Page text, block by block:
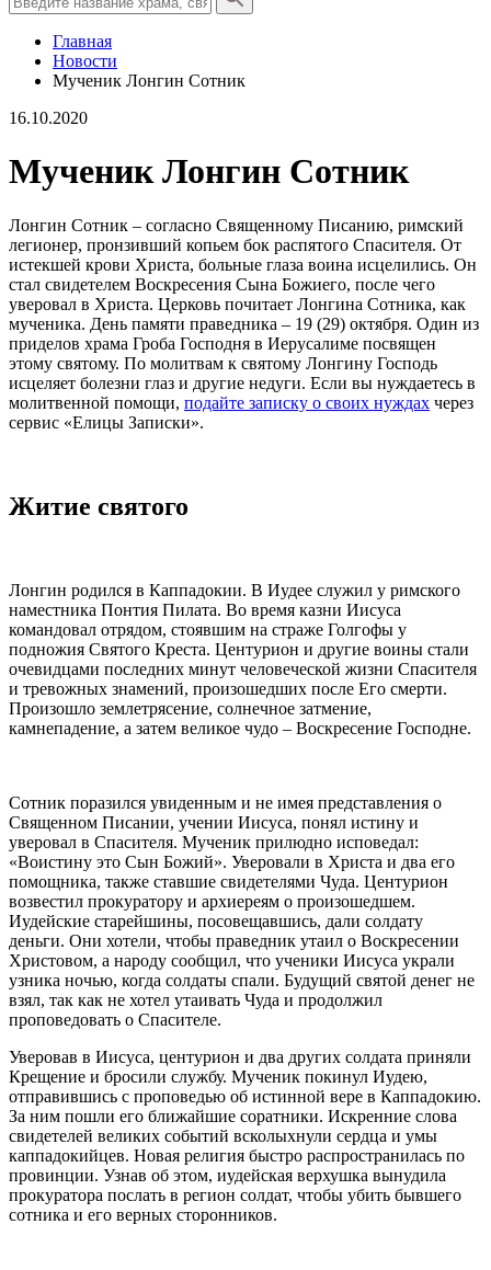
Главная
Новости
Мученик Лонгин Сотник
16.10.2020
Мученик Лонгин Сотник
Лонгин Сотник – согласно Священному Писанию, римский
легионер, пронзивший копьем бок распятого Спасителя. От
истекшей крови Христа, больные глаза воина исцелились. Он
стал свидетелем Воскресения Сына Божиего, после чего
уверовал в Христа. Церковь почитает Лонгина Сотника, как
мученика. День памяти праведника – 19 (29) октября. Один из
приделов храма Гроба Господня в Иерусалиме посвящен
этому святому. По молитвам к святому Лонгину Господь
исцеляет болезни глаз и другие недуги. Если вы нуждаетесь в
молитвенной помощи, подайте записку о своих нуждах через
сервис «Елицы Записки».
Житие святого
Лонгин родился в Каппадокии. В Иудее служил у римского
наместника Понтия Пилата. Во время казни Иисуса
командовал отрядом, стоявшим на страже Голгофы у
подножия Святого Креста. Центурион и другие воины стали
очевидцами последних минут человеческой жизни Спасителя
и тревожных знамений, произошедших после Его смерти.
Произошло землетрясение, солнечное затмение,
камнепадение, а затем великое чудо – Воскресение Господне.
Сотник поразился увиденным и не имея представления о
Священном Писании, учении Иисуса, понял истину и
уверовал в Спасителя. Мученик прилюдно исповедал:
«Воистину это Сын Божий». Уверовали в Христа и два его
помощника, также ставшие свидетелями Чуда. Центурион
возвестил прокуратору и архиереям о произошедшем.
Иудейские старейшины, посовещавшись, дали солдату
деньги. Они хотели, чтобы праведник утаил о Воскресении
Христовом, а народу сообщил, что ученики Иисуса украли
узника ночью, когда солдаты спали. Будущий святой денег не
взял, так как не хотел утаивать Чуда и продолжил
проповедовать о Спасителе.
Уверовав в Иисуса, центурион и два других солдата приняли
Крещение и бросили службу. Мученик покинул Иудею,
отправившись с проповедью об истинной вере в Каппадокию.
За ним пошли его ближайшие соратники. Искренние слова
свидетелей великих событий всколыхнули сердца и умы
каппадокийцев. Новая религия быстро распространилась по
провинции. Узнав об этом, иудейская верхушка вынудила
прокуратора послать в регион солдат, чтобы убить бывшего
сотника и его верных сторонников.